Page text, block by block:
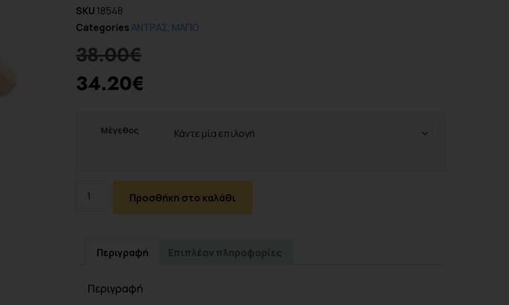
SKU 18548
CategoriesΑΝΤΡΑΣ, ΜΑΓΙΟ
38.00€
34.20€
Μέγεθος
Προσθήκη στο καλάθι
Περιγραφή Επιπλέον πληροφορίες
Περιγραφή